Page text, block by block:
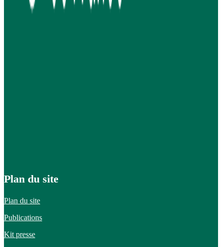
Plan du site
Plan du site
Publications
Kit presse